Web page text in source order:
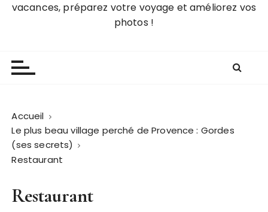
vacances, préparez votre voyage et améliorez vos
photos !
Accueil
Le plus beau village perché de Provence : Gordes
(ses secrets)
Restaurant
Restaurant